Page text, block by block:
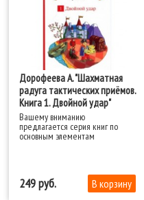
Дорофеева А. "Шахматная
радуга тактических приёмов.
Книга 1. Двойной удар"
Вашему вниманию
предлагается серия книг по
основным элементам
249